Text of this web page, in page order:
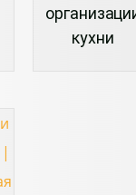
кухни